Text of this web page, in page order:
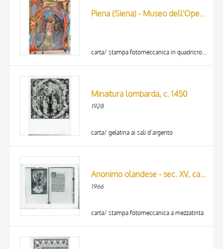
Piena (Siena) - Museo dell'Opera del Duomo: Miniatura di Sano di Pietro con il Battesimo di Gesù.
carta/ stampa fotomeccanica in quadricromia
Minaitura lombarda, c. 1450
1928
carta/ gelatina ai sali d’argento
Anonimo olandese - sec. XV, ca. 1500 - Ore della Beata Vergine Maria con calendario, due pagine
1966
carta/ stampa fotomeccanica a mezzatinta